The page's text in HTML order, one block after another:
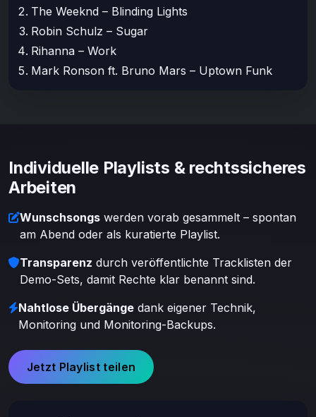
The Weeknd – Blinding Lights
Robin Schulz – Sugar
Rihanna – Work
Mark Ronson ft. Bruno Mars – Uptown Funk
Individuelle Playlists & rechtssicheres
Arbeiten
Wunschsongs werden vorab gesammelt – spontan
am Abend oder als kuratierte Playlist.
Transparenz durch veröffentlichte Tracklisten der
Demo-Sets, damit Rechte klar benannt sind.
Nahtlose Übergänge dank eigener Technik,
Monitoring und Monitoring-Backups.
Jetzt Playlist teilen